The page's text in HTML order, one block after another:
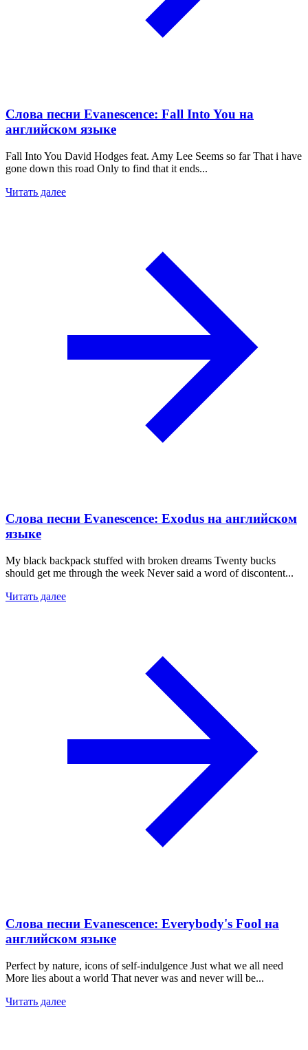
Слова песни Evanescence: Fall Into You на
английском языке
Fall Into You David Hodges feat. Amy Lee Seems so far That i have
gone down this road Only to find that it ends...
Читать далее
Слова песни Evanescence: Exodus на английском
языке
My black backpack stuffed with broken dreams Twenty bucks
should get me through the week Never said a word of discontent...
Читать далее
Слова песни Evanescence: Everybody's Fool на
английском языке
Perfect by nature, icons of self-indulgence Just what we all need
More lies about a world That never was and never will be...
Читать далее